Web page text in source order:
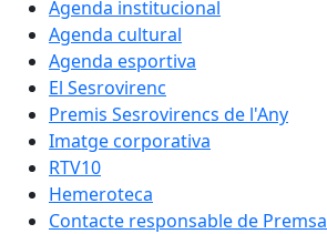
Agenda institucional
Agenda cultural
Agenda esportiva
El Sesrovirenc
Premis Sesrovirencs de l'Any
Imatge corporativa
RTV10
Hemeroteca
Contacte responsable de Premsa